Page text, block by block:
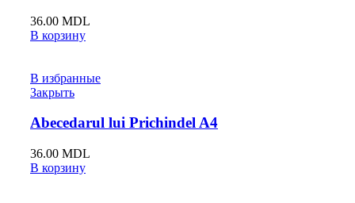
36.00 MDL
В корзину
В избранные
Закрыть
Abecedarul lui Prichindel A4
36.00 MDL
В корзину